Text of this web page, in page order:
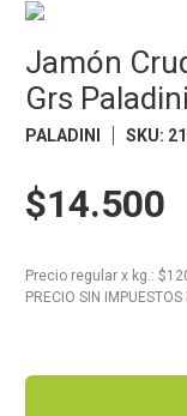
Jamón
Grs Paladini
PALADINI SKU:
$14.500
Precio regular x kg. : $
PRECIO SIN
Cerveza
Galletitas
Yerba
Fideos
Valijas
. Carne